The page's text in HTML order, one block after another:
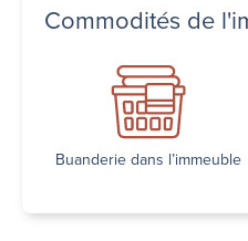
Commodités de
Buanderie dans l’immeuble